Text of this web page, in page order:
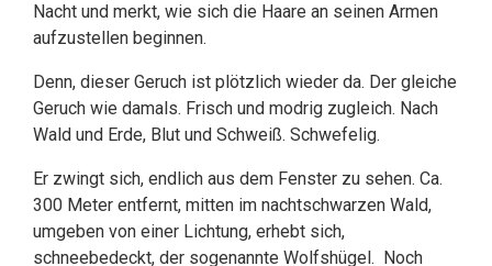
Nacht und merkt, wie sich die Haare an seinen Armen
aufzustellen beginnen.
Denn, dieser Geruch ist plötzlich wieder da. Der gleiche
Geruch wie damals. Frisch und modrig zugleich. Nach
Wald und Erde, Blut und Schweiß. Schwefelig.
Er zwingt sich, endlich aus dem Fenster zu sehen. Ca.
300 Meter entfernt, mitten im nachtschwarzen Wald,
umgeben von einer Lichtung, erhebt sich,
schneebedeckt, der sogenannte Wolfshügel. Noch